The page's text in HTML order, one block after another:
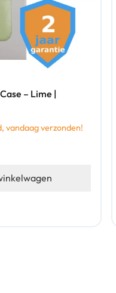
– Lime |
vandaag verzonden!